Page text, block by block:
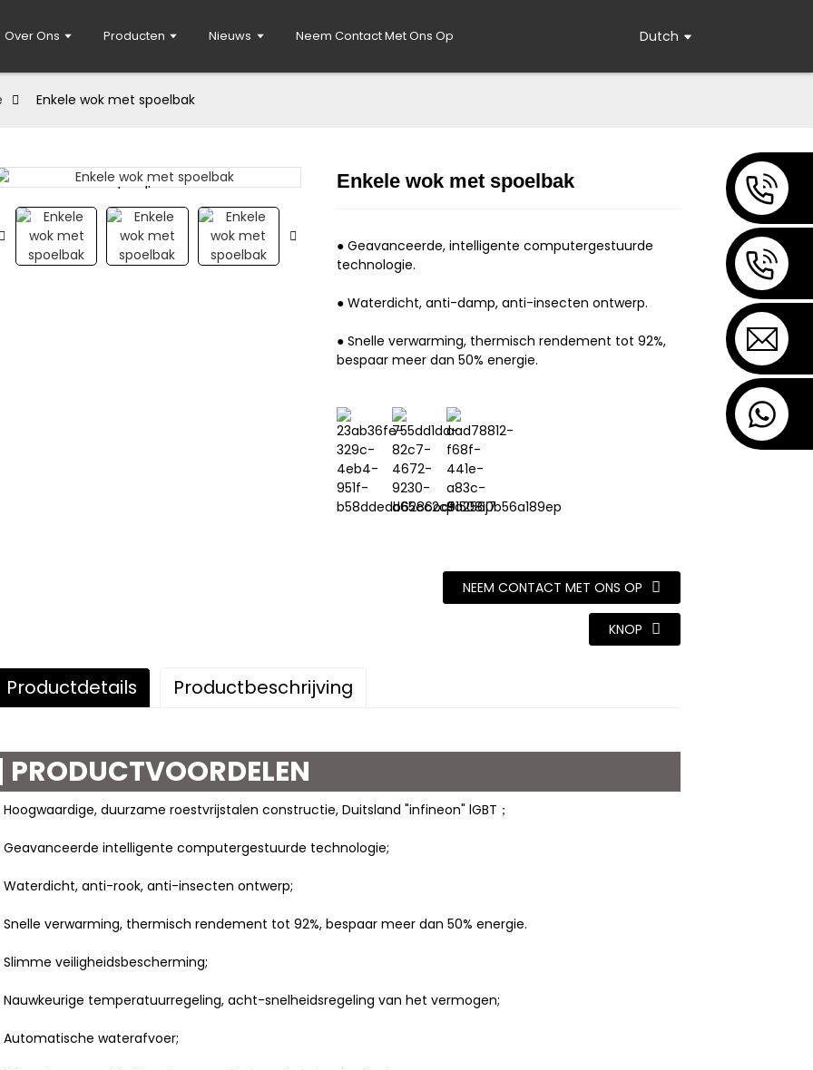
Over Ons Producten Nieuws Neem Contact Met Ons Op Dutch
Enkele wok met spoelbak
Loading...
Loading... Loading...
Loading...
Enkele wok met spoelbak
● Geavanceerde, intelligente computergestuurde
technologie.
● Waterdicht, anti-damp, anti-insecten ontwerp.
● Snelle verwarming, thermisch rendement tot 92%,
bespaar meer dan 50% energie.
NEEM CONTACT MET ONS OP
KNOP
Productdetails Productbeschrijving
PRODUCTVOORDELEN
Hoogwaardige, duurzame roestvrijstalen constructie, Duitsland "infineon" lGBT；
Geavanceerde intelligente computergestuurde technologie;
Waterdicht, anti-rook, anti-insecten ontwerp;
Snelle verwarming, thermisch rendement tot 92%, bespaar meer dan 50% energie.
Slimme veiligheidsbescherming;
Nauwkeurige temperatuurregeling, acht-snelheidsregeling van het vermogen;
Automatische waterafvoer;